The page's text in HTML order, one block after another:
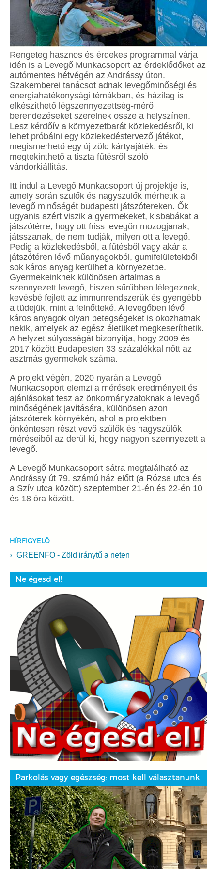
Rengeteg hasznos és érdekes programmal várja
idén is a Levegő Munkacsoport az érdeklődőket az
autómentes hétvégén az Andrássy úton.
Szakemberei tanácsot adnak levegőminőségi és
energiahatékonysági témákban, és házilag is
elkészíthető légszennyezettség-mérő
berendezéseket szerelnek össze a helyszínen.
Lesz kérdőív a környezetbarát közlekedésről, ki
lehet próbálni egy közlekedéstervező játékot,
megismerhető egy új zöld kártyajáték, és
megtekinthető a tiszta fűtésről szóló
vándorkiállítás.
Itt indul a Levegő Munkacsoport új projektje is,
amely során szülők és nagyszülők mérhetik a
levegő minőségét budapesti játszótereken. Ők
ugyanis azért viszik a gyermekeket, kisbabákat a
játszótérre, hogy ott friss levegőn mozogjanak,
játsszanak, de nem tudják, milyen ott a levegő.
Pedig a közlekedésből, a fűtésből vagy akár a
játszótéren lévő műanyagokból, gumifelületekből
sok káros anyag kerülhet a környezetbe.
Gyermekeinknek különösen ártalmas a
szennyezett levegő, hiszen sűrűbben lélegeznek,
kevésbé fejlett az immunrendszerük és gyengébb
a tüdejük, mint a felnőtteké. A levegőben lévő
káros anyagok olyan betegségeket is okozhatnak
nekik, amelyek az egész életüket megkeseríthetik.
A helyzet súlyosságát bizonyítja, hogy 2009 és
2017 között Budapesten 33 százalékkal nőtt az
asztmás gyermekek száma.
A projekt végén, 2020 nyarán a Levegő
Munkacsoport elemzi a mérések eredményeit és
ajánlásokat tesz az önkormányzatoknak a levegő
minőségének javítására, különösen azon
játszóterek környékén, ahol a projektben
önkéntesen részt vevő szülők és nagyszülők
méréseiből az derül ki, hogy nagyon szennyezett a
levegő.
A Levegő Munkacsoport sátra megtalálható az
Andrássy út 79. számú ház előtt (a Rózsa utca és
a Szív utca között) szeptember 21-én és 22-én 10
és 18 óra között.
HÍRFIGYELŐ
GREENFO - Zöld iránytű a neten
Ne égesd el!
Parkolás vagy egészség: most kell választanunk!